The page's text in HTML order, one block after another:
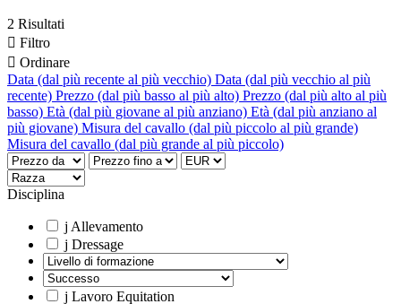
2 Risultati
 Filtro
 Ordinare
Data (dal più recente al più vecchio) Data (dal più vecchio al più
recente) Prezzo (dal più basso al più alto) Prezzo (dal più alto al più
basso) Età (dal più giovane al più anziano) Età (dal più anziano al
più giovane) Misura del cavallo (dal più piccolo al più grande)
Misura del cavallo (dal più grande al più piccolo)
Disciplina
j Allevamento
j Dressage
j Lavoro Equitation